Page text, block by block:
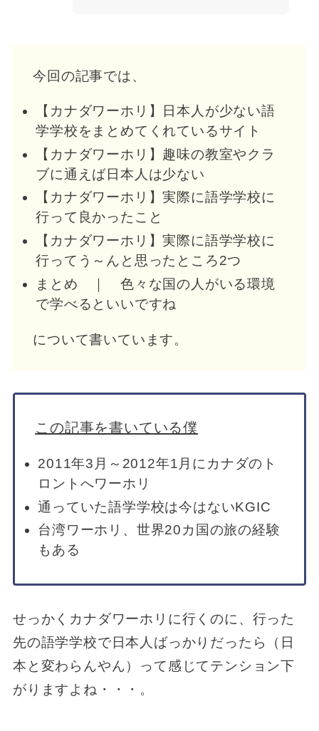
今回の記事では、
【カナダワーホリ】日本人が少ない語
学学校をまとめてくれているサイト
【カナダワーホリ】趣味の教室やクラ
ブに通えば日本人は少ない
【カナダワーホリ】実際に語学学校に
行って良かったこと
【カナダワーホリ】実際に語学学校に
行ってう～んと思ったところ2つ
まとめ ｜ 色々な国の人がいる環境
で学べるといいですね
について書いています。
この記事を書いている僕
2011年3月～2012年1月にカナダのト
ロントへワーホリ
通っていた語学学校は今はないKGIC
台湾ワーホリ、世界20カ国の旅の経験
もある
せっかくカナダワーホリに行くのに、行った
先の語学学校で日本人ばっかりだったら（日
本と変わらんやん）って感じてテンション下
がりますよね・・・。